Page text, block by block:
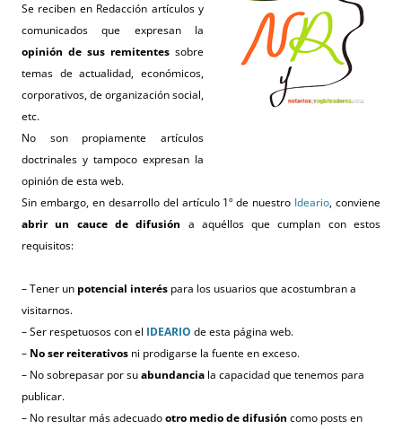
Se reciben en Redacción artículos y
comunicados que expresan la
opinión de sus remitentes sobre
temas de actualidad, económicos,
corporativos, de organización social,
etc.
No son propiamente artículos
doctrinales y tampoco expresan la
opinión de esta web.
Sin embargo, en desarrollo del artículo 1º de nuestro Ideario, conviene
abrir un cauce de difusión a aquéllos que cumplan con estos
requisitos:
– Tener un potencial interés para los usuarios que acostumbran a
visitarnos.
– Ser respetuosos con el IDEARIO de esta página web.
– No ser reiterativos ni prodigarse la fuente en exceso.
– No sobrepasar por suabundancia la capacidad que tenemos para
publicar.
– No resultar más adecuadootro medio de difusión como posts en